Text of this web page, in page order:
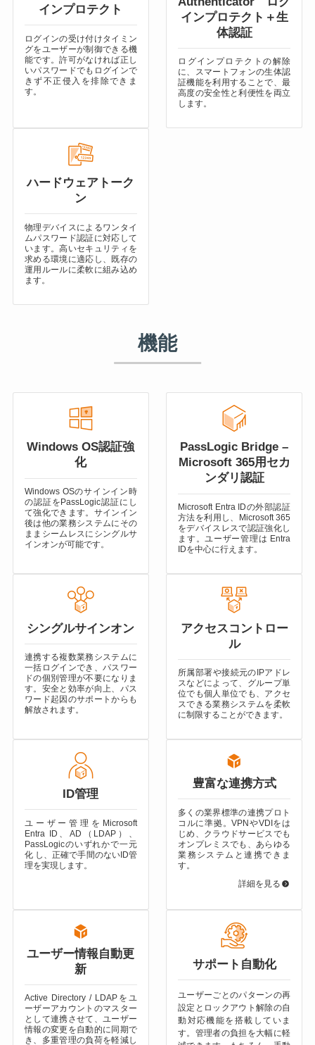
インプロテクト
ログインの受け付けタイミン
グをユーザーが制御できる機
能です。許可がなければ正し
いパスワードでもログインで
きず不正侵入を排除できま
す。
インプロテクト＋生
体認証
ログインプロテクトの解除
に、スマートフォンの生体認
証機能を利用することで、最
高度の安全性と利便性を両立
します。
ハードウェアトーク
ン
物理デバイスによるワンタイ
ムパスワード認証に対応して
います。高いセキュリティを
求める環境に適応し、既存の
運用ルールに柔軟に組み込め
ます。
機能
Windows OS認証強
化
Windows OSのサインイン時
の認証をPassLogic認証にし
て強化できます。サインイン
後は他の業務システムにその
ままシームレスにシングルサ
インオンが可能です。
PassLogic Bridge –
Microsoft 365用セカ
ンダリ認証
Microsoft Entra IDの外部認証
方法を利用し、Microsoft 365
をデバイスレスで認証強化し
ます。ユーザー管理は Entra
IDを中心に行えます。
シングルサインオン
連携する複数業務システムに
一括ログインでき、パスワー
ドの個別管理が不要になりま
す。安全と効率が向上、パス
ワード起因のサポートからも
解放されます。
アクセスコントロー
ル
所属部署や接続元のIPアドレ
スなどによって、グループ単
位でも個人単位でも、アクセ
スできる業務システムを柔軟
に制限することができます。
ID管理
ユーザー管理をMicrosoft
Entra ID、AD（LDAP）、
PassLogicのいずれかで一元
化 し、正確で手間のないID管
理を実現します。
豊富な連携方式
多くの業界標準の連携プロト
コルに準拠。VPNやVDIをは
じめ、クラウドサービスでも
オンプレミスでも、あらゆる
業務システムと連携できま
す。
詳細を見る
ユーザー情報自動更
新
Active Directory / LDAPをユ
ーザーアカウントのマスター
として連携させて、ユーザー
情報の変更を自動的に同期で
き、多重管理の負荷を軽減し
サポート自動化
ユーザーごとのパターンの再
設定とロックアウト解除の自
動対応機能を搭載していま
す。管理者の負担を大幅に軽